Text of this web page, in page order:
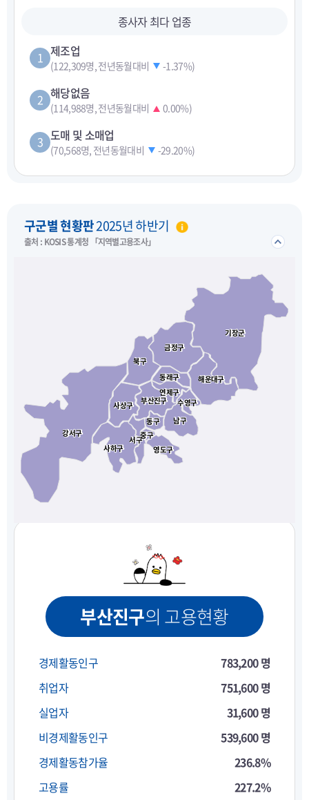
종사자 최다 업종
1 제조업
(122,309명, 전년동월대비 -1.37%)
2 해당없음
(114,988명, 전년동월대비 0.00%)
3 도매 및 소매업
(70,568명, 전년동월대비 -29.20%)
구군별 현황판2025년 하반기
출처 : KOSIS 통계청 「지역별고용조사」 접기/
강서구
강서구
사상구
사상구
서구
서구
사하구
사하구
중구
중구
영도구
영도구
동구
동구 남구
남구
부산진구
부산진구
연제구
연제구
동래구
동래구
북구
북구
금정구
금정구
수영구
수영구
해운대구
해운대구
기장군
기장군
부산진구의 고용현황
경제활동인구
783,200 명
취업자
751,600 명
실업자
31,600 명
비경제활동인구
539,600 명
경제활동참가율
236.8%
고용률
227.2%